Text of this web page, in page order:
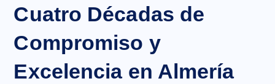
Cuatro Décadas de
Compromiso y
Excelencia en Almería